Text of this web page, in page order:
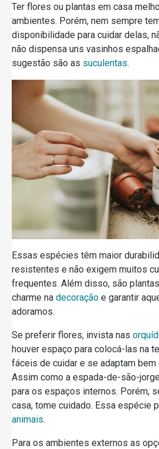
Ter flores ou plantas em casa
ambientes. Porém, nem sempre
disponibilidade para cuidar delas,
não dispensa uns vasinhos
sugestão são as suculentas.
Essas espécies têm maior
resistentes e não exigem muitos
frequentes. Além disso, são
charme na decoração e garantir
adoramos.
Se preferir flores, invista nas
houver espaço para colocá-las na
fáceis de cuidar e se adaptam bem
Assim como a espada-de-são-
para os espaços internos. Porém,
casa, tome cuidado. Essa espécie
animais.
Para os ambientes externos as